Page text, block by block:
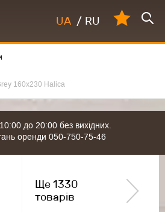
UA / RU
160х230 Halica
до 20:00 без вихідних.
оренди 050-750-75-46
Ще 1330
товарів